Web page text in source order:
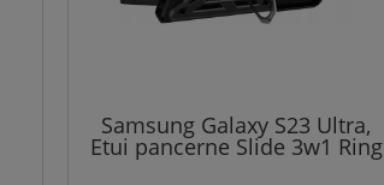
Samsung Galaxy S23 Ultra,
Etui pancerne Slide 3w1 Ring